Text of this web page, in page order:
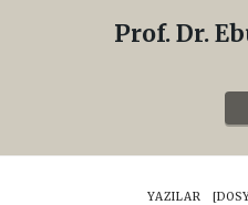
Sifil
Prof. Dr.
HOME
YAZILAR